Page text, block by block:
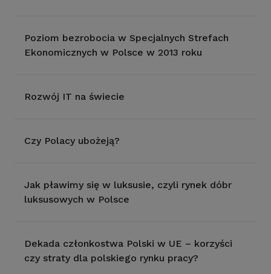
Poziom bezrobocia w Specjalnych Strefach
Ekonomicznych w Polsce w 2013 roku
Rozwój IT na świecie
Czy Polacy ubożeją?
Jak pławimy się w luksusie, czyli rynek dóbr
luksusowych w Polsce
Dekada członkostwa Polski w UE – korzyści
czy straty dla polskiego rynku pracy?